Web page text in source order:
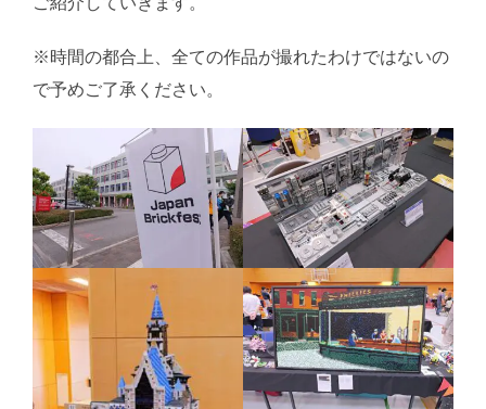
※時間の都合上、全ての作品が撮れたわけではないの
で予めご了承ください。